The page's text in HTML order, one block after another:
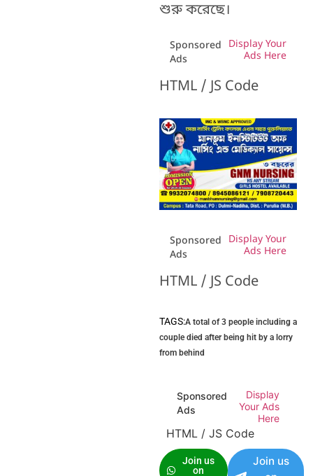
শুরু করেছে।
Sponsored
Ads
Display Your
Ads Here
HTML / JS Code
Sponsored
Ads
Display Your
Ads Here
HTML / JS Code
TAGS:A total of 3 people including a
couple died after being hit by a lorry
from behind
Sponsored
Ads
Display
Your Ads
Here
HTML / JS Code
Join us
on
Join us